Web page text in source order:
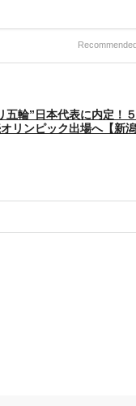
五輪”日本代表に内定！
リンピック出場へ【新潟